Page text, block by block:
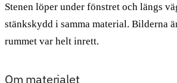
Stenen löper under fönstret och längs
stänkskydd i samma material. Bilderna
rummet var helt inrett.
Om materialet